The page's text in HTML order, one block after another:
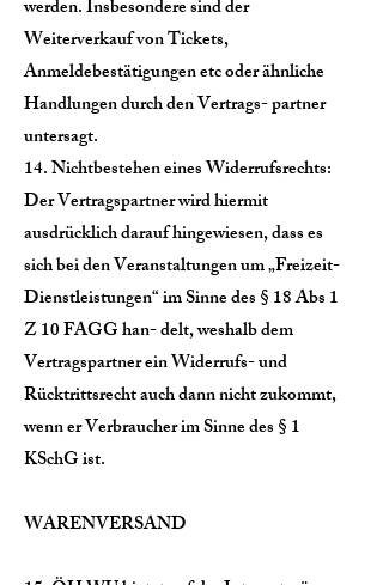
werden. Insbesondere sind der
Weiterverkauf von Tickets,
Anmeldebestätigungen etc oder ähnliche
Handlungen durch den Vertrags- partner
untersagt.
14. Nichtbestehen eines Widerrufsrechts:
Der Vertragspartner wird hiermit
ausdrücklich darauf hingewiesen, dass es
sich bei den Veranstaltungen um „Freizeit-
Dienstleistungen“ im Sinne des § 18 Abs 1
Z 10 FAGG han- delt, weshalb dem
Vertragspartner ein Widerrufs- und
Rücktrittsrecht auch dann nicht zukommt,
wenn er Verbraucher im Sinne des § 1
KSchG ist.
WARENVERSAND